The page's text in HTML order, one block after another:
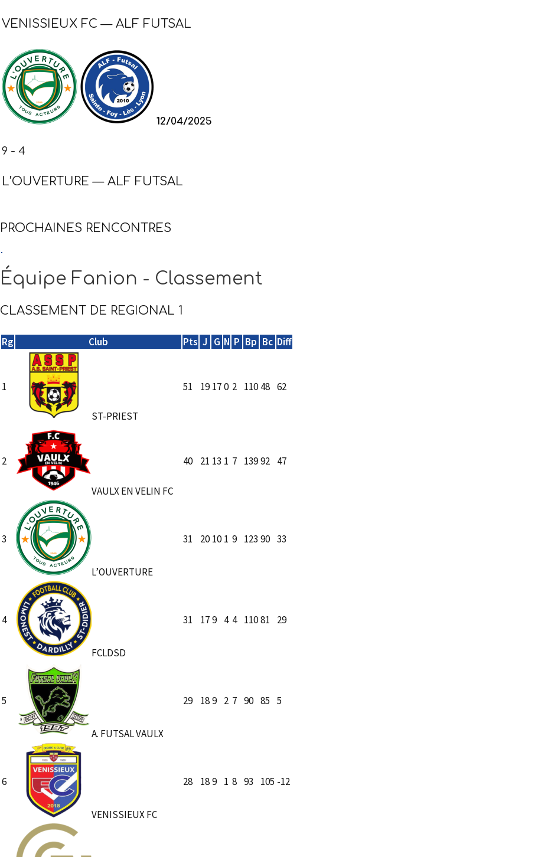
VENISSIEUX FC — ALF FUTSAL
12/04/2025
9 - 4
L’OUVERTURE — ALF FUTSAL
PROCHAINES RENCONTRES
Équipe Fanion - Classement
CLASSEMENT DE REGIONAL 1
Rg Club Pts J G N P Bp Bc Diff
1
ST-PRIEST
51 19 170 2 110 48 62
2
VAULX EN VELIN FC
40 21 13 1 7 13992 47
3
L’OUVERTURE
31 20 10 1 9 123 90 33
4
FCLDSD
31 179 4 4 11081 29
5
A. FUTSAL VAULX
29 189 2 7 90 85 5
6
VENISSIEUX FC
28 189 1 8 93 105 -12